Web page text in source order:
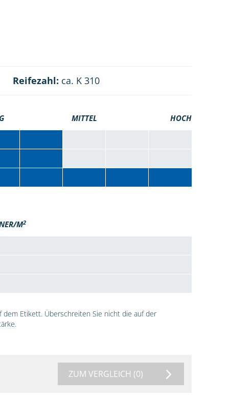
Reifezahl: ca. K 310
MITTEL HOCH
M2
Etikett. Überschreiten Sie nicht die auf der
ZUM VERGLEICH (0)